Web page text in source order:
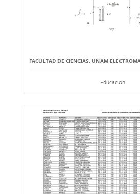
FACULTAD DE CIENCIAS, UNAM
Educación